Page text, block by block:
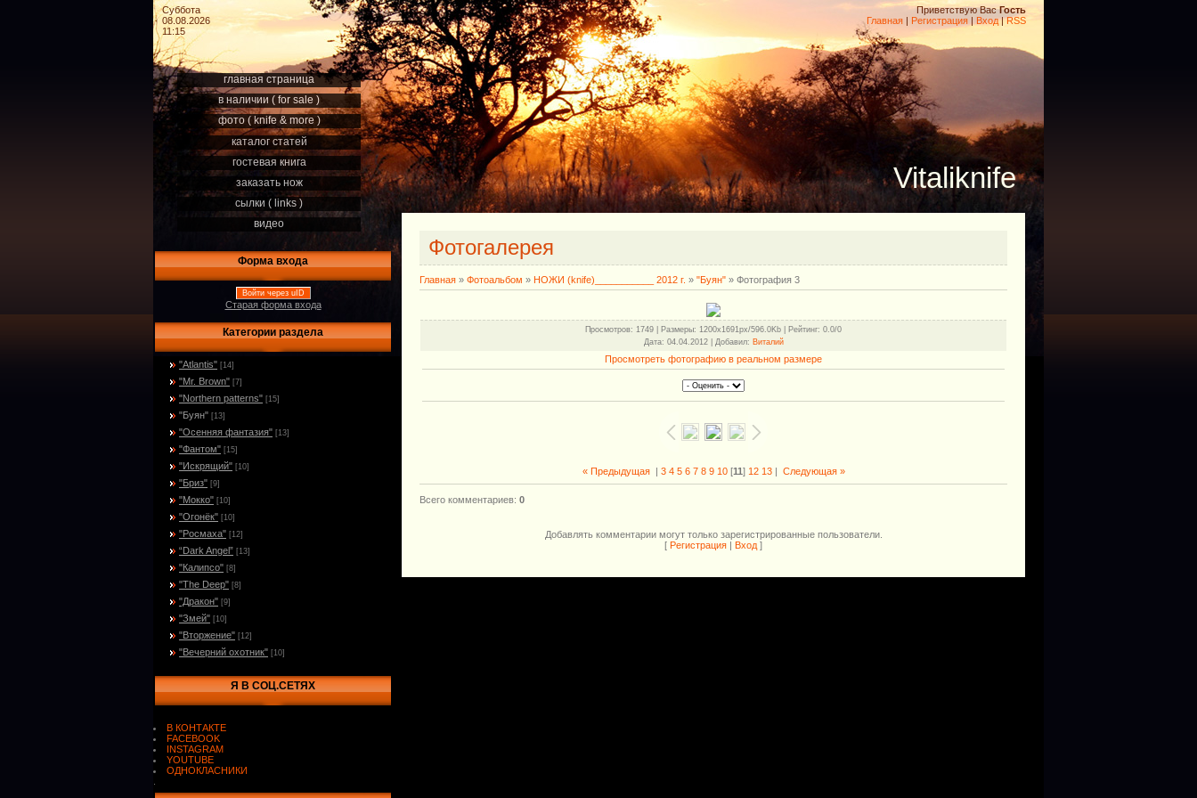
Суббота
08.08.2026
11:15
Приветствую Вас Гость
Главная | Регистрация | Вход|RSS
главная страница
в наличии ( for sale )
фото ( knife & more )
каталог статей
гостевая книга
заказать нож
сылки ( links )
видео
Форма входа
Войти через uID
Старая форма входа
Категории раздела
"Atlantis" [14]
"Mr. Brown" [7]
"Northern patterns" [15]
"Буян" [13]
"Осенняя фантазия" [13]
"Фантом" [15]
"Искрящий" [10]
"Бриз" [9]
"Мокко" [10]
"Огонёк" [10]
"Росмаха" [12]
“Dark Angel” [13]
"Калипсо" [8]
"The Deep" [8]
"Дракон" [9]
"Змей" [10]
"Вторжение" [12]
"Вечерний охотник" [10]
Я В СОЦ.СЕТЯХ
В КОНТАКТЕ
FACEBOOK
INSTAGRAM
YOUTUBE
ОДНОКЛАСНИКИ
Vitaliknife
Фотогалерея
Главная » Фотоальбом » НОЖИ (knife)___________ 2012 г. » "Буян" » Фотография 3
Просмотров: 1749 | Размеры: 1200x1691px/596.0Kb | Рейтинг: 0.0/0
Дата: 04.04.2012 | Добавил: Виталий
Просмотреть фотографию в реальном размере
« Предыдущая| 3 4 5 6 7 8 9 10[11] 12 13| Следующая »
Всего комментариев: 0
Добавлять комментарии могут только зарегистрированные пользователи.
[ Регистрация Вход ]